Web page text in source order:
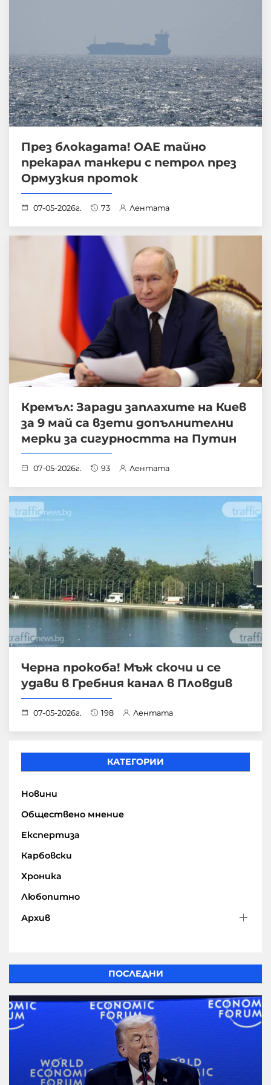
През блокадата! ОАЕ тайно
прекарал танкери с петрол през
Ормузкия проток
07-05-2026г. 73 Лентата
Кремъл: Заради заплахите на Киев
за 9 май са взети допълнителни
мерки за сигурността на Путин
07-05-2026г. 93 Лентата
Черна прокоба! Мъж скочи и се
удави в Гребния канал в Пловдив
07-05-2026г. 198 Лентата
КАТЕГОРИИ
Новини
Обществено мнение
Експертиза
Карбовски
Хроника
Любопитно
Архив
ПОСЛЕДНИ